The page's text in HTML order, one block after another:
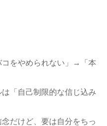
コをやめられない」→「本
「自己制限的な信じ込み
だけど、要は自分をちっ